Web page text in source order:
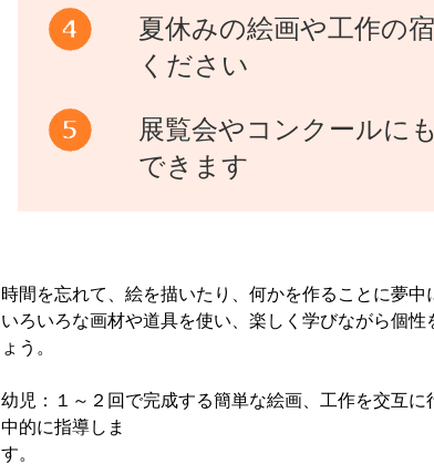
夏休みの絵画や工作の
ください
展覧会やコンクールに
できます
時間を忘れて、絵を描いたり、何かを作ることに夢中
いろいろな画材や道具を使い、楽しく学びながら個性
ょう。
幼児：１～２回で完成する簡単な絵画、工作を交互
中的に指導しま